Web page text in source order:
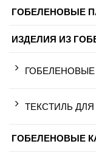
ГОБЕЛЕНОВЫЕ
ИЗДЕЛИЯ ИЗ
ТЕКСТИЛЬ
ГОБЕЛЕНОВЫЕ